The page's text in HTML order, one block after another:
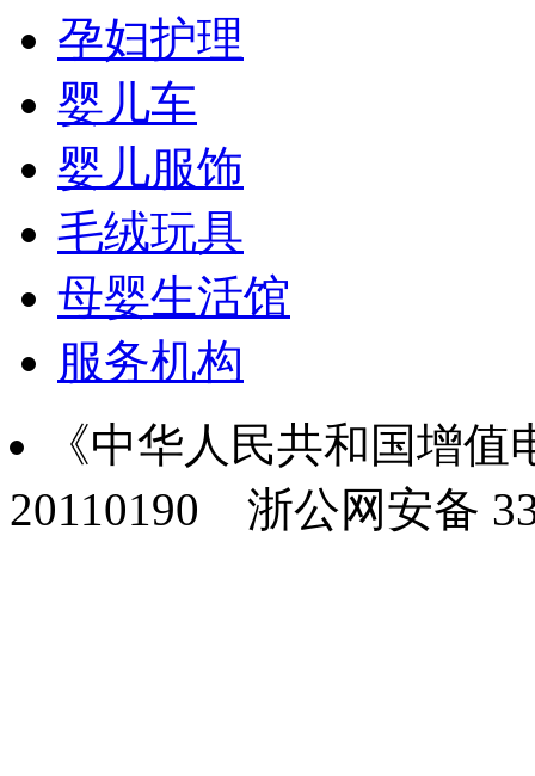
孕妇护理
婴儿车
婴儿服饰
毛绒玩具
母婴生活馆
服务机构
《中华人民共和国增
20110190 浙公网安备